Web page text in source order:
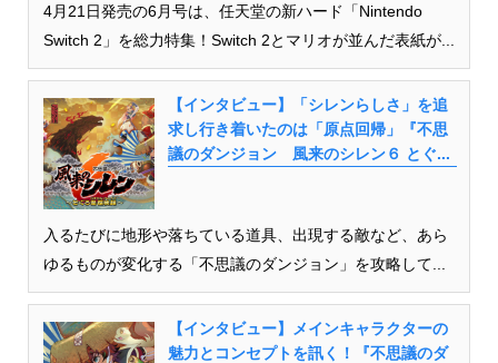
4月21日発売の6月号は、任天堂の新ハード「Nintendo
Switch 2」を総力特集！Switch 2とマリオが並んだ表紙が...
【インタビュー】「シレンらしさ」を追
求し行き着いたのは「原点回帰」『不思
議のダンジョン 風来のシレン６ とぐ...
入るたびに地形や落ちている道具、出現する敵など、あら
ゆるものが変化する「不思議のダンジョン」を攻略して...
【インタビュー】メインキャラクターの
魅力とコンセプトを訊く！『不思議のダ